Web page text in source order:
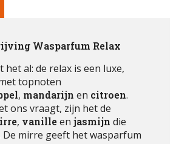
Wasparfum Relax
het al: de relax is een luxe,
topnoten
, mandarijn en citroen.
ons vraagt, zijn het de
, vanilleen jasmijn die
De mirre geeft het wasparfum